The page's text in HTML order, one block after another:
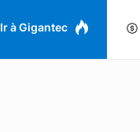
Ir à Gigantec